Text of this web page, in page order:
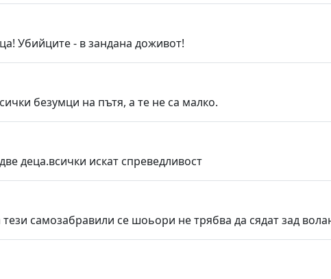
Убийците - в зандана доживот!
безумци на пътя, а те не са малко.
деца.всички искат спреведливост
самозабравили се шоьори не трябва да сядат зад